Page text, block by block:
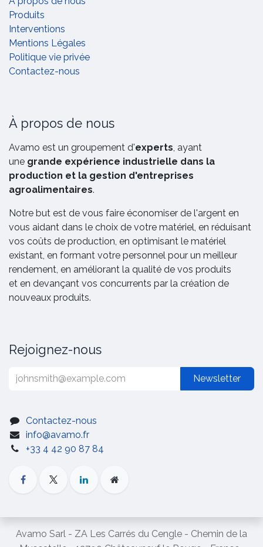
Produits
Interventions
Mentions Légales
Politique vie privée
Contactez-nous
À propos de nous
Avamo est un groupement d'experts, ayant
une grande expérience industrielle dans la
production et la gestion d'entreprises
agroalimentaires.
Notre but est de vous faire économiser de l'argent en
vous aidant dans le choix de votre matériel, en réduisant
vos coûts de production, en optimisant le matériel
existant, en formant votre personnel pour un meilleur
rendement, en améliorant la qualité de vos produits
et en devançant vos concurrents par la création de
nouveaux produits.
Rejoignez-nous
Newsletter
Contactez-nous
info@avamo.fr
+33 4 42 90 87 84
Avamo Sarl - ZA Les Carrés du Cengle - Chemin de la